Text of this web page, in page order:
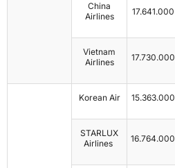
China
Airlines
17.641.000
Vietnam
Airlines
17.730.000
Korean Air 15.363.000
STARLUX
Airlines
16.764.000